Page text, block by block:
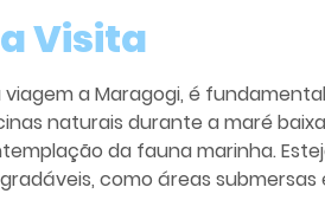
Visita
a Maragogi, é
naturais durante a maré
da fauna marinha.
como áreas